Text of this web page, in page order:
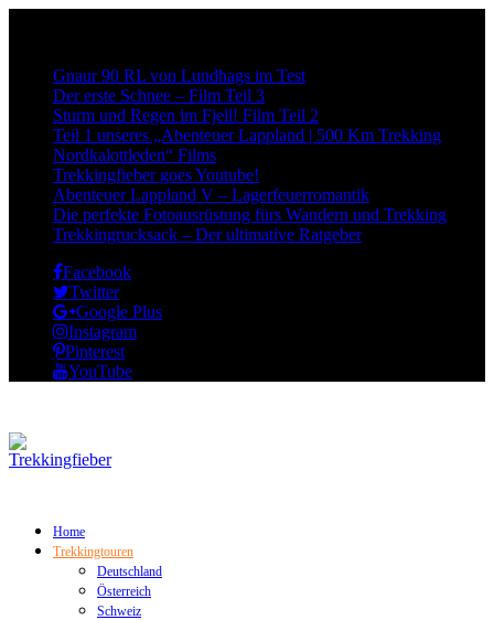
Gnaur 90 RL von Lundhags im Test
Der erste Schnee – Film Teil 3
Sturm und Regen im Fjell! Film Teil 2
Teil 1 unseres „Abenteuer Lappland | 500 Km Trekking
Nordkalottleden“ Films
Trekkingfieber goes Youtube!
Abenteuer Lappland V – Lagerfeuerromantik
Die perfekte Fotoausrüstung fürs Wandern und Trekking
Trekkingrucksack – Der ultimative Ratgeber
Facebook
Twitter
Google Plus
Instagram
Pinterest
YouTube
Home
Trekkingtouren
Deutschland
Österreich
Schweiz